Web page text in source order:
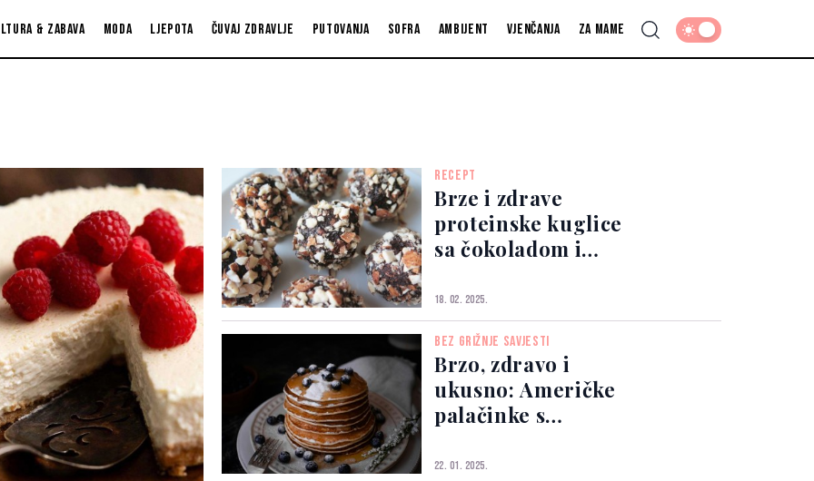
& zabava Moda Ljepota Čuvaj zdravlje Putovanja Sofra Ambijent Vjenčanja Za mame
RECEPT
Brze i zdrave
proteinske kuglice
sa čokoladom i
18. 02. 2025.
BEZ GRIŽNJE SAVJESTI
Brzo, zdravo i
ukusno: Američke
palačinke s
kalorijama!
22. 01. 2025.